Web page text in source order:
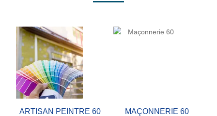
ARTISAN PEINTRE 60
MAÇONNERIE 60